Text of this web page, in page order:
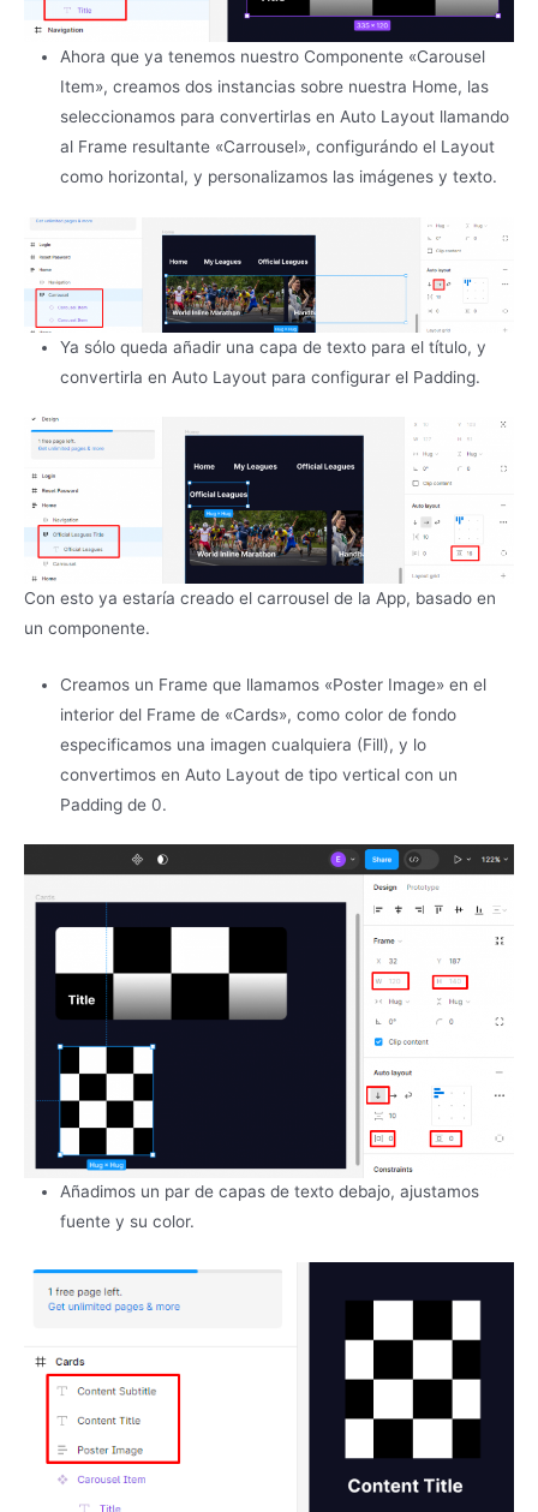
Ahora que ya tenemos nuestro Componente «Carousel
Item», creamos dos instancias sobre nuestra Home, las
seleccionamos para convertirlas en Auto Layout llamando
al Frame resultante «Carrousel», configurándo el Layout
como horizontal, y personalizamos las imágenes y texto.
Ya sólo queda añadir una capa de texto para el título, y
convertirla en Auto Layout para configurar el Padding.
Con esto ya estaría creado el carrousel de la App, basado en
un componente.
Creamos un Frame que llamamos «Poster Image» en el
interior del Frame de «Cards», como color de fondo
especificamos una imagen cualquiera (Fill), y lo
convertimos en Auto Layout de tipo vertical con un
Padding de 0.
Añadimos un par de capas de texto debajo, ajustamos
fuente y su color.